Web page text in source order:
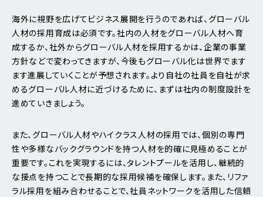
海外に視野を広げてビジネス展開を行うのであれば、グローバル
人材の採用育成は必須です。社内の人材をグローバル人材へ育
成するか、社外からグローバル人材を採用するかは、企業の事業
方針などで変わってきますが、今後もグローバル化は世界でます
ます進展していくことが予想されます。より自社の社員を自社が求
めるグローバル人材に近づけるために、まずは社内の制度設計を
進めていきましょう。
また、グローバル人材やハイクラス人材の採用では、個別の専門
性や多様なバックグラウンドを持つ人材を的確に見極めることが
重要です。これを実現するには、タレントプールを活用し、継続的
な接点を持つことで長期的な採用候補を確保します。また、リファ
ラル採用を組み合わせることで、社員ネットワークを活用した信頼